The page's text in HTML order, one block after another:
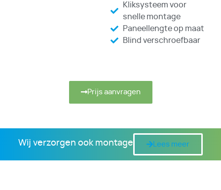
Kliksysteem voor
snelle montage
Paneellengte op maat
Blind verschroefbaar
Prijs aanvragen
Wij verzorgen ook montage Lees meer